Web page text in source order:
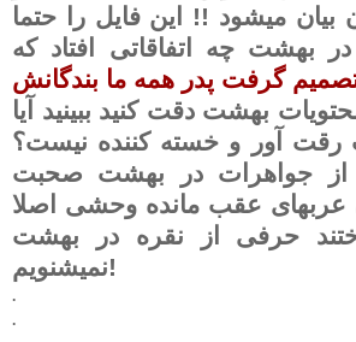
میشود !! این فایل را حتما
در بهشت چه اتفاقاتی افتاد که
گرفت پدر همه ما بندگانش
بهشت دقت کنید ببینید آیا
آور و خسته کننده نیست؟
جواهرات در بهشت صحبت
عقب مانده وحشی اصلا
حرفی از نقره در بهشت
نمیشنویم!
.
.